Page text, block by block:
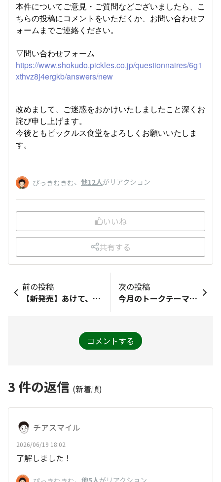
本件についてご意見・ご質問などございましたら、こ
ちらの投稿にコメントをいただくか、お問い合わせフ
ォームまでご連絡ください。
▽問い合わせフォーム
https://www.shokudo.pickles.co.jp/questionnaires/6g1
xthvz8j4ergkb/answers/new
改めまして、ご迷惑をおかけいたしましたこと深くお
詫び申し上げます。
今後ともピックルス食堂をよろしくお願いいたしま
す。
ぴっきむきむ、 他12人がリアクション
いいね
共有する
前の投稿
【新発売】あけて、そのまま！ぬか胡瓜1本（首都圏エリア限定）
次の投稿
今月のトークテーマ（7月）「夏野菜オススメアレンジ🌞」
コメントする
3 件の返信 (新着順)
チアスマイル
2026/06/19 18:02
了解しました！
、 他5人 がリアクション